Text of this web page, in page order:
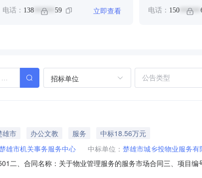
电话： 138****** 59 立即查看 电话： 150 ******
招标单位
雄市 办公文教 服务
中标18.56万元
雄市机关事务服务中心 中标单位： 楚雄市城乡投物业服务有
二、合同名称：关于物业管理服务的服务市场合同三、项目